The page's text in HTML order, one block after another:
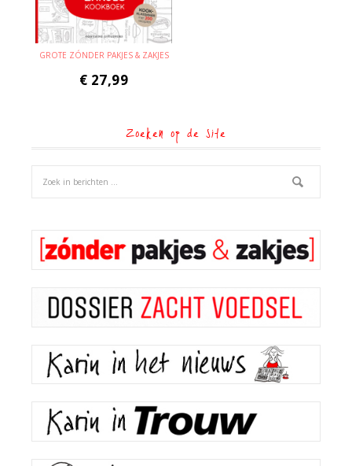
GROTE ZÓNDER PAKJES & ZAKJES
€ 27,99
Zoeken op de site